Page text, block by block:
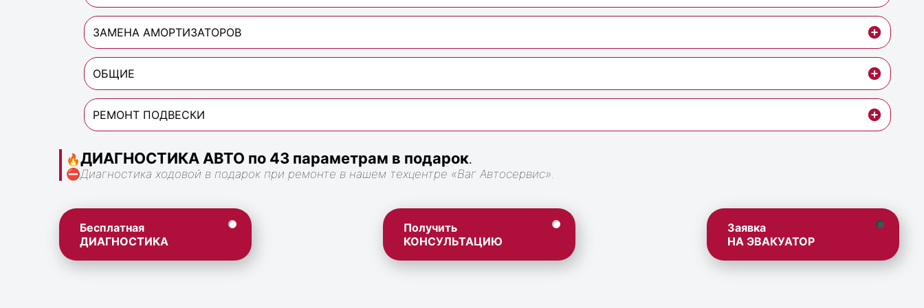
ЗАМЕНА АМОРТИЗАТОРОВ
ОБЩИЕ
РЕМОНТ ПОДВЕСКИ
🔥ДИАГНОСТИКА АВТО по 43 параметрам в подарок.
⛔Диагностика ходовой в подарок при ремонте в нашем техцентре «Ваг Автосервис».
Бесплатная
ДИАГНОСТИКА
Получить
КОНСУЛЬТАЦИЮ
Заявка
НА ЭВАКУАТОР